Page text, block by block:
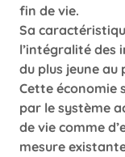
fin de vie.
Sa
l’intégralité des
du plus jeune au
Cette économie
par le système
de vie comme
mesure